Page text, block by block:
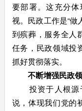
要部署。这充分
视。民政工作是“做
到殡葬，服务全人
任务，民政领域投
抓好贯彻落实。
不断增强民政
投资于人根源
说，体现我们党的